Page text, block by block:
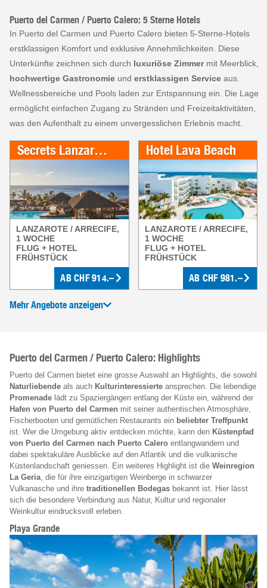
Puerto del Carmen / Puerto Calero: 5 Sterne Hotels
In Puerto del Carmen und Puerto Calero bieten 5-Sterne-Hotels
erstklassigen Komfort und exklusive Annehmlichkeiten. Diese
Unterkünfte zeichnen sich durch luxuriöse Zimmermit Meerblick,
hochwertige Gastronomie und erstklassigen Service aus.
Wellnessbereiche und Pools laden zur Entspannung ein. Die Lage
ermöglicht einfachen Zugang zu Stränden und Freizeitaktivitäten,
was den Aufenthalt zu einem unvergesslichen Erlebnis macht.
Secrets Lanzarote Resort & Spa
LANZAROTE / ARRECIFE,
1 WOCHE
FLUG + HOTEL
FRÜHSTÜCK
AB CHF 914.–
Hotel Lava Beach
LANZAROTE / ARRECIFE,
1 WOCHE
FLUG + HOTEL
FRÜHSTÜCK
AB CHF 981.–
Mehr Angebote anzeigen
Puerto del Carmen / Puerto Calero: Highlights
Puerto del Carmen bietet eine grosse Auswahl an Highlights, die sowohl
Naturliebende als auch Kulturinteressierte ansprechen. Die lebendige
Promenade lädt zu Spaziergängen entlang der Küste ein, während der
Hafen von Puerto del Carmen mit seiner authentischen Atmosphäre,
Fischerbooten und gemütlichen Restaurants ein beliebter Treffpunkt
ist. Wer die Umgebung aktiv entdecken möchte, kann den Küstenpfad
von Puerto del Carmen nach Puerto Calero entlangwandern und
dabei spektakuläre Ausblicke auf den Atlantik und die vulkanische
Küstenlandschaft geniessen. Ein weiteres Highlight ist die Weinregion
La Geria , die für ihre einzigartigen Weinberge in schwarzer
Vulkanasche und ihre traditionellen Bodegas bekannt ist. Hier lässt
sich die besondere Verbindung aus Natur, Kultur und regionaler
Weinkultur eindrucksvoll erleben.
Playa Grande